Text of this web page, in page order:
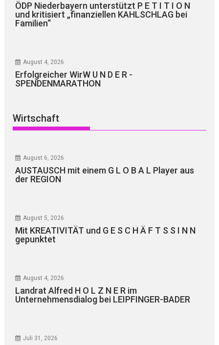
ÖDP Niederbayern unterstützt P E T I T I O N
und kritisiert „finanziellen KAHLSCHLAG bei
Familien“
August 4, 2026
Erfolgreicher WirW U N D E R -
SPENDENMARATHON
Wirtschaft
August 6, 2026
AUSTAUSCH mit einem G L O B A L Player aus
der REGION
August 5, 2026
Mit KREATIVITÄT und G E S C H Ä F T S S I N N
gepunktet
August 4, 2026
Landrat Alfred H O L Z N E R im
Unternehmensdialog bei LEIPFINGER-BADER
Juli 31, 2026